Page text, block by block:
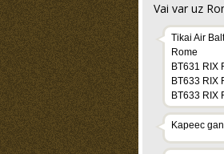
Vai var uz
Tikai Air
Rome
BT631 RIX
BT633 RIX
BT633 RIX
Kapeec